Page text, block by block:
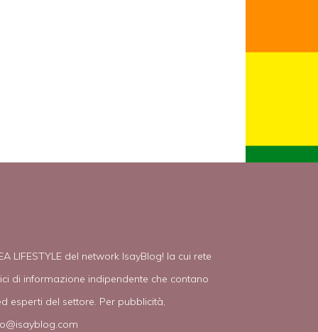
LIFESTYLE del network IsayBlog! la cui rete
di informazione indipendente che contano
esperti del settore. Per pubblicità,